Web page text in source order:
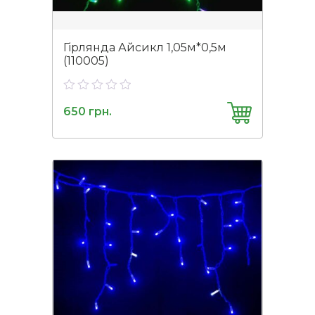
Гірлянда Айсикл 1,05м*0,5м
(110005)
out
650 грн.